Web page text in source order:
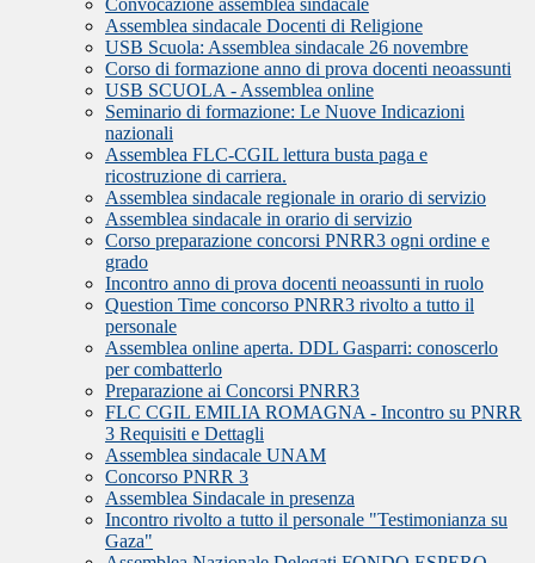
Convocazione assemblea sindacale
Assemblea sindacale Docenti di Religione
USB Scuola: Assemblea sindacale 26 novembre
Corso di formazione anno di prova docenti neoassunti
USB SCUOLA - Assemblea online
Seminario di formazione: Le Nuove Indicazioni
nazionali
Assemblea FLC-CGIL lettura busta paga e
ricostruzione di carriera.
Assemblea sindacale regionale in orario di servizio
Assemblea sindacale in orario di servizio
Corso preparazione concorsi PNRR3 ogni ordine e
grado
Incontro anno di prova docenti neoassunti in ruolo
Question Time concorso PNRR3 rivolto a tutto il
personale
Assemblea online aperta. DDL Gasparri: conoscerlo
per combatterlo
Preparazione ai Concorsi PNRR3
FLC CGIL EMILIA ROMAGNA - Incontro su PNRR
3 Requisiti e Dettagli
Assemblea sindacale UNAM
Concorso PNRR 3
Assemblea Sindacale in presenza
Incontro rivolto a tutto il personale "Testimonianza su
Gaza"